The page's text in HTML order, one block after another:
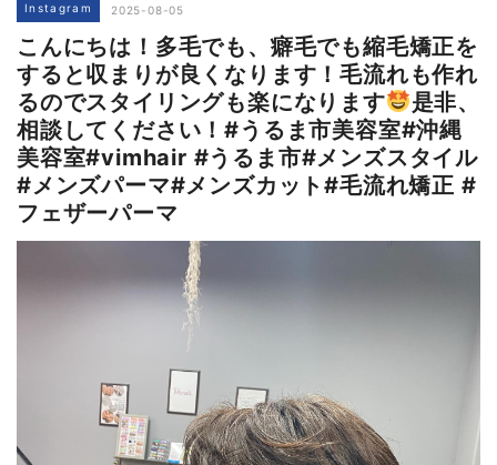
Instagram 2025-08-05
こんにちは！多毛でも、癖毛でも縮毛矯正を
すると収まりが良くなります！毛流れも作れ
るのでスタイリングも楽になります
是非、
相談してください！#うるま市美容室#沖縄
美容室#vimhair #うるま市#メンズスタイル
#メンズパーマ#メンズカット#毛流れ矯正 #
フェザーパーマ